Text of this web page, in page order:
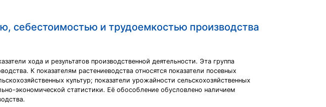
себестоимостью и трудоемкостью производства
хода и результатов производственной деятельности. Эта группа
К показателям растениеводства относятся показатели посевных
культур; показатели урожайности сельскохозяйственных
экономической статистики. Её обособление обусловлено наличием